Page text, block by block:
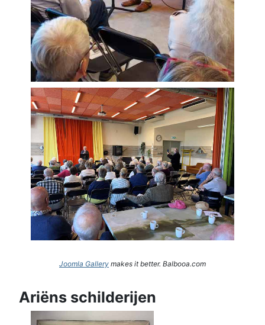
Joomla Gallery makes it better. Balbooa.com
Ariëns schilderijen